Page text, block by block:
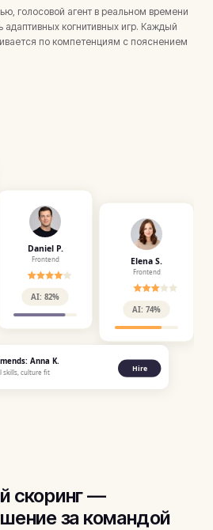
голосовой агент в реальном времени
адаптивных когнитивных игр. Каждый
по компетенциям с пояснением
Daniel P.
Frontend
AI: 82%
Elena S.
Frontend
AI: 74%
Anna K.
skills, culture fit Hire
скоринг —
за командой